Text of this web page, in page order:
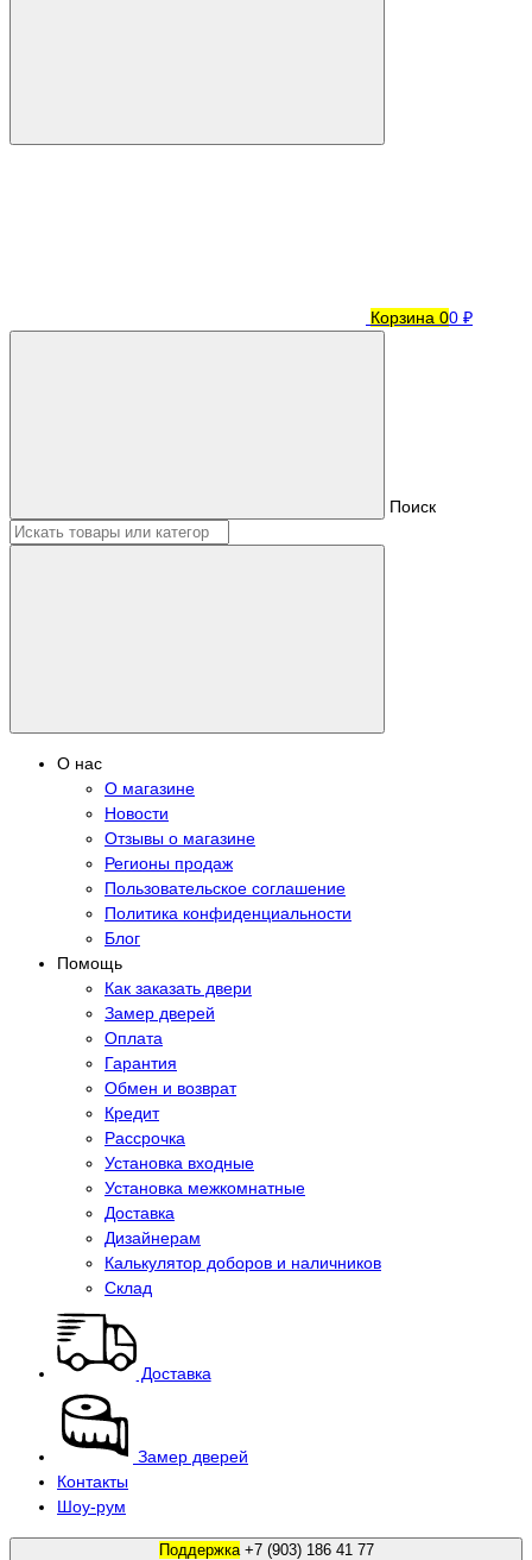
Корзина 00 ₽
Поиск
О нас
О магазине
Новости
Отзывы о магазине
Регионы продаж
Пользовательское соглашение
Политика конфиденциальности
Блог
Помощь
Как заказать двери
Замер дверей
Оплата
Гарантия
Обмен и возврат
Кредит
Рассрочка
Установка входные
Установка межкомнатные
Доставка
Дизайнерам
Калькулятор доборов и наличников
Склад
Доставка
Замер дверей
Контакты
Шоу-рум
Поддержка +7 (903) 186 41 77